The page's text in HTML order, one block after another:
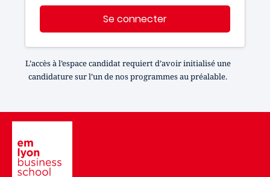
Se connecter
L’accès à l’espace candidat requiert d’avoir initialisé une
candidature sur l’un de nos programmes au préalable.